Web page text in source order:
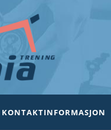
KONTAKTINFORMASJON